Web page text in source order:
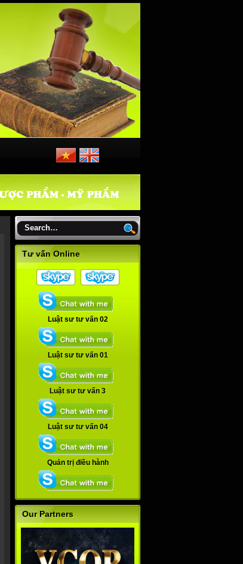
Tư vấn Online
Luật sư tư vấn 02
Luật sư tư vấn 01
Luật sư tư vấn 3
Luật sư tư vấn 04
Quản trị điều hành
Our Partners